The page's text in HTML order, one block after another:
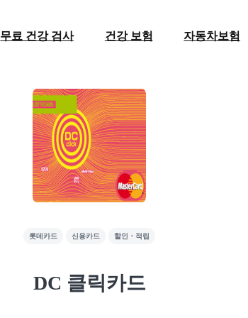
무료 건강 검사 건강 보험 자동차보험
롯데카드 신용카드 할인・적립
DC 클릭카드